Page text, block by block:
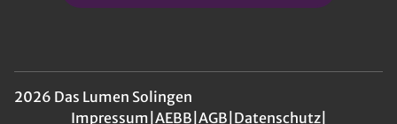
2026 Das Lumen Solingen
Impressum AEBB AGB Datenschutz|